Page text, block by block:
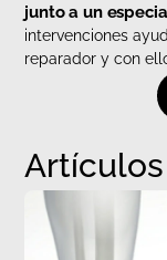
junto a un
intervenciones
reparador y con